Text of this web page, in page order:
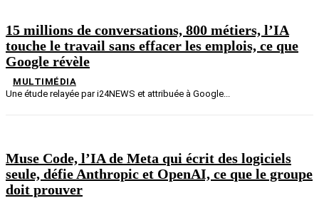
15 millions de conversations, 800 métiers, l’IA
touche le travail sans effacer les emplois, ce que
Google révèle
MULTIMÉDIA
Une étude relayée par i24NEWS et attribuée à Google...
Muse Code, l’IA de Meta qui écrit des logiciels
seule, défie Anthropic et OpenAI, ce que le groupe
doit prouver